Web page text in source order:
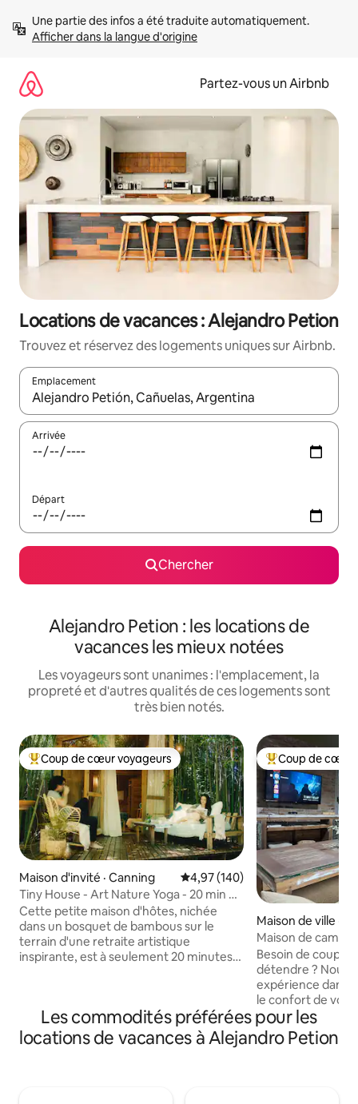
directement
Afficher dans la langue d'origine
Partez-vous un Airbnb
Locations de vacances : Alejandro Petion
Trouvez et réservez des logements uniques sur Airbnb.
Emplacement
Quand les résultats sont affichés, parcourez-les en utilisant
Arrivée
Départ
Chercher
Alejandro Petion : les locations de
vacances les mieux notées
Les voyageurs sont unanimes : l'emplacement, la
propreté et d'autres qualités de ces logements sont
très bien notés.
Coup de cœur voyageurs parmi les plus aimés
Coup de cœur voyageurs
Maison d'invité · Canning Note moyenne de 4,97 sur 5,
4,97 (140)
Tiny House - Art Nature Yoga - 20 min de
l'aéroport EZE
Cette petite maison d'hôtes, nichée
dans un bosquet de bambous sur le
terrain d'une retraite artistique
inspirante, est à seulement 20 minutes
confortable, terrasse de jardin, hamac.
Les voyageurs peuvent réserver du
temps pour profiter de notre
Coup de cœur
Coup de cœur
Maison de ville ·
Maison de
Besoin de couper
détendre ? Nous
expérience dans
le confort de
une heure de la
également
CHECK OUT
Les commodités préférées pour les
locations de vacances à Alejandro Petion